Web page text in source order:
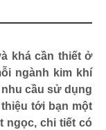
khá cần thiết ở
ngành kim khí
cầu sử dụng
tới bạn một
ngọc, chi tiết có